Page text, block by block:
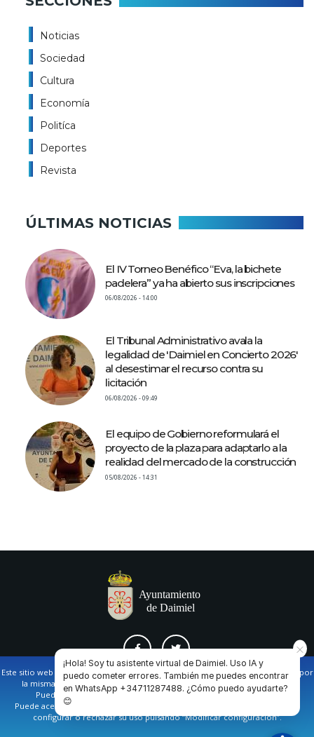
Noticias
Sociedad
Cultura
Economía
Politíca
Deportes
Revista
ÚLTIMAS NOTICIAS
El IV Torneo Benéfico “Eva, la bichete
padelera” ya ha abierto sus inscripciones
06/08/2026 - 14:00
El Tribunal Administrativo avala la
legalidad de 'Daimiel en Concierto 2026'
al desestimar el recurso contra su
licitación
06/08/2026 - 09:49
El equipo de Gobierno reformulará el
proyecto de la plaza para adaptarlo a la
realidad del mercado de la construcción
05/08/2026 - 14:31
AVISO LEGAL Y POLÍTICA DE PRIVACIDAD COOKIES CONTACTO
Ayuntamiento de Daimiel. Casa Consistorial: Plaza de
Este sitio web utiliza cookies propias y de terceros para facilitar la navegación por
la misma y obtener datos estadísticos de la navegación de los usuarios.
Puede obtener más información en nuestrapolítica de cookies
Puede aceptar todas las cookies pulsando en el botón de “Aceptar”, o bien
configurar o rechazar su uso pulsando “Modificar configuración”.
¡Hola! Soy tu asistente virtual de Daimiel. Uso IA y
puedo cometer errores. También me puedes encontrar
en WhatsApp +34711287488. ¿Cómo puedo ayudarte?
😊